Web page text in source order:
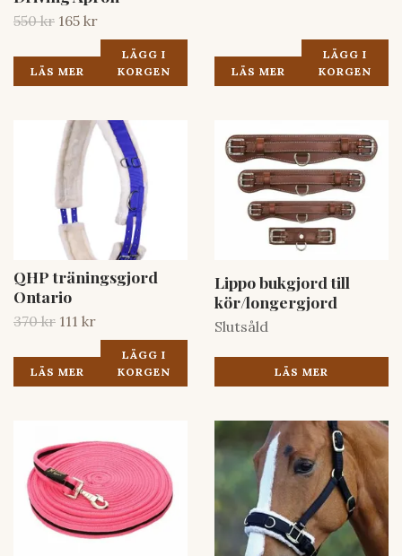
550 kr 165 kr
LÄS MER
LÄGG I
KORGEN
LÄS MER
LÄGG I
KORGEN
QHP träningsgjord
Ontario
370 kr 111 kr
LÄS MER
LÄGG I
KORGEN
Lippo bukgjord till
kör/longergjord
Slutsåld
LÄS MER